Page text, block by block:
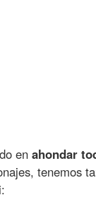
enahondar
tenemos